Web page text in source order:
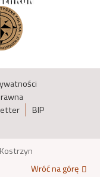
BIP
Wróć na górę